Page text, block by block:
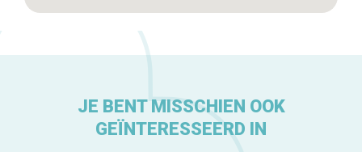
JE BENT MISSCHIEN OOK
GEÏNTERESSEERD IN